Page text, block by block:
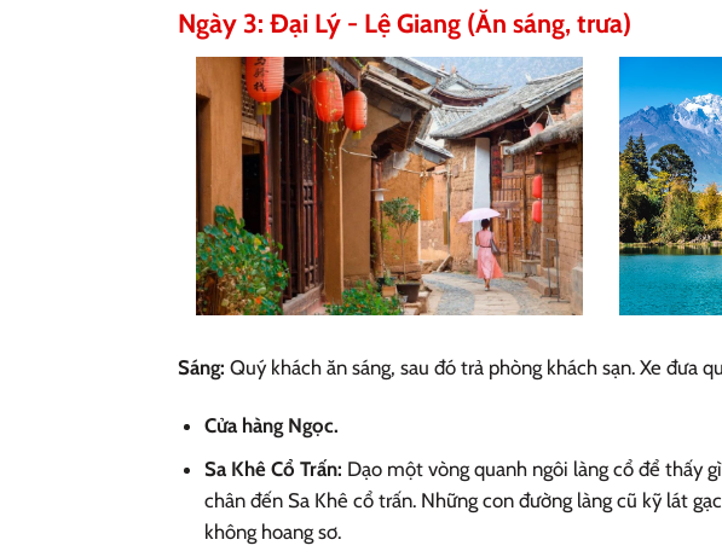
Ngày 3: Đại Lý - Lệ Giang (Ăn sáng, trưa)
Sáng: Quý khách ăn sáng, sau đó trả phòng khách sạn. Xe đưa
Cửa hàng Ngọc.
Sa Khê Cổ Trấn: Dạo một vòng quanh ngôi làng cổ để thấy
chân đến Sa Khê cổ trấn. Những con đường làng cũ kỹ lát
không hoang sơ.